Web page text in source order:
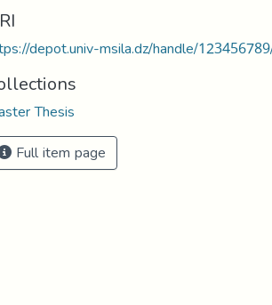
depot.univ-msila.dz/handle/
Thesis
Full item page